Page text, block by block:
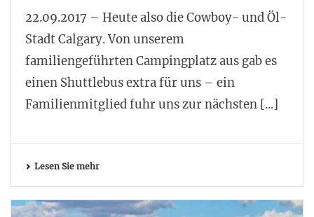
22.09.2017 – Heute also die Cowboy- und Öl-
Stadt Calgary. Von unserem
familiengeführten Campingplatz aus gab es
einen Shuttlebus extra für uns – ein
Familienmitglied fuhr uns zur nächsten [...]
Lesen Sie mehr